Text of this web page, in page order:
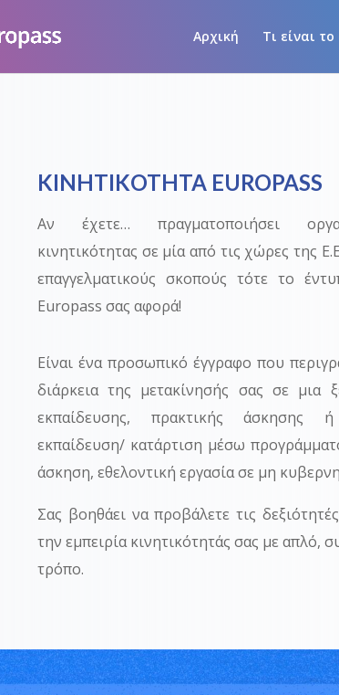
Αρχική Τι είναι
KINHTIKOTHTA EUROPASS
Αν έχετε… πραγματοποιήσει
κινητικότητας σε μία από τις χώρες της
επαγγελματικούς σκοπούς τότε το
Europass σας αφορά!
Είναι ένα προσωπικό έγγραφο που
διάρκεια της μετακίνησής σας σε μια
εκπαίδευσης, πρακτικής άσκησης
εκπαίδευση/ κατάρτιση μέσω
άσκηση, εθελοντική εργασία σε μη
Σας βοηθάει να προβάλετε τις
την εμπειρία κινητικότητάς σας με απλό,
τρόπο.